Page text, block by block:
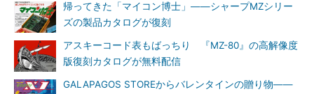
帰ってきた「マイコン博士」――シャープMZシリー
ズの製品カタログが復刻
アスキーコード表もばっちり 『MZ-80』の高解像度
版復刻カタログが無料配信
GALAPAGOS STOREからバレンタインの贈り物――